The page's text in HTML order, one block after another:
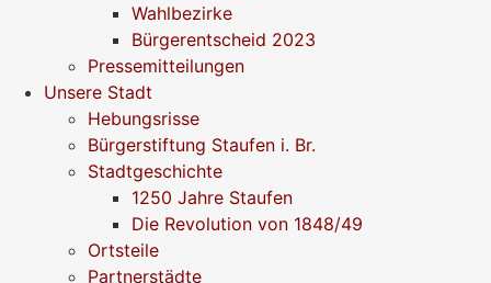
Wahlbezirke
Bürgerentscheid 2023
Pressemitteilungen
Unsere Stadt
Hebungsrisse
Bürgerstiftung Staufen i. Br.
Stadtgeschichte
1250 Jahre Staufen
Die Revolution von 1848/49
Ortsteile
Partnerstädte